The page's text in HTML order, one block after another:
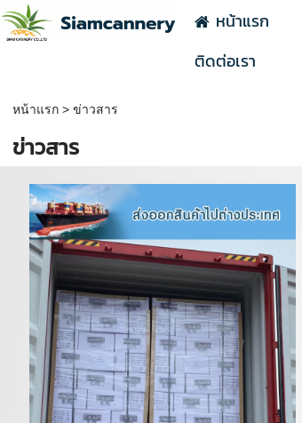
หน้าแรก
ติดต่อเรา
หน้าแรก> ข่าวสาร
ข่าวสาร